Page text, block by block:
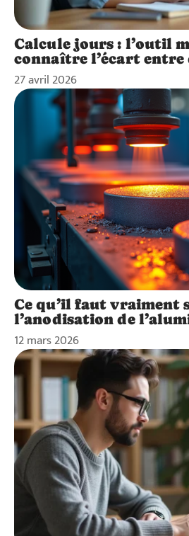
Calcule jours : l’outil
connaître l’écart entre
27 avril 2026
Ce qu’il faut vraiment
l’anodisation de
12 mars 2026